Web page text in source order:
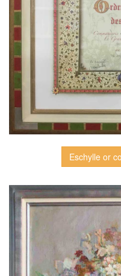
Eschylle or